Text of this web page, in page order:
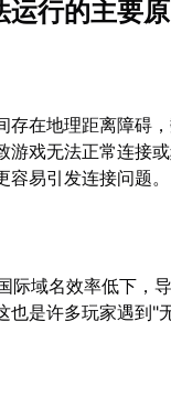
行的主要
存在地理距离障碍
游戏无法正常连接
易引发连接问题。
际域名效率低下，
是许多玩家遇到"